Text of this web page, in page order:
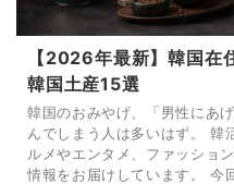
【2026年最新】韓国在
韓国土産15選
韓国のおみやげ、「男性にあ
んでしまう人は多いはず。 韓
ルメやエンタメ、ファッショ
情報をお届けしています。 今